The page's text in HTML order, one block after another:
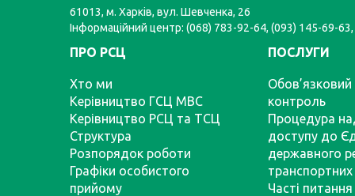
61013, м. Харків, вул. Шевченка, 26
Інформаційний центр: (068) 783-92-64, (093) 145-69-
ПРО РСЦ
Хто ми
Керівництво ГСЦ МВС
Керівництво РСЦ та ТСЦ
Структура
Розпорядок роботи
Графіки особистого
прийому
ПОСЛУГИ
Обов’язковий
контроль
Процедура
доступу до
державного
транспортних
Часті питання